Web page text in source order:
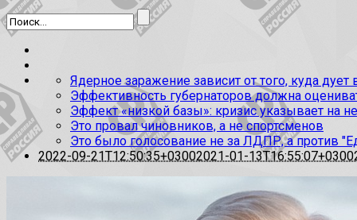
Ядерное заражение зависит от того, куда
Эффективность губернаторов должна
Эффект «низкой базы»: кризис указывает на
Это провал чиновников, а не спортсменов
Это было голосование не за ЛДПР, а против
2022-09-21T12:50:35+03002021-01-13T16:55:07+0300